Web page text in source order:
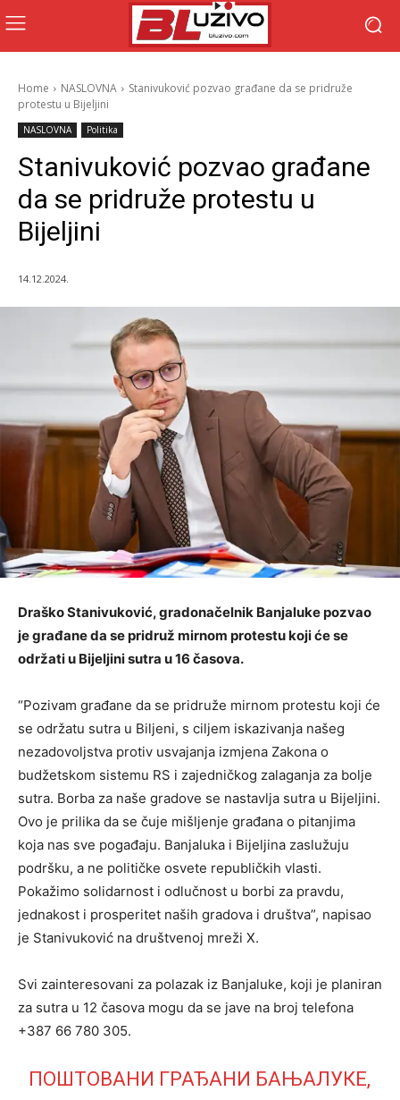
Home NASLOVNA
Stanivuković pozvao građane da se pridruže
protestu u Bijeljini
NASLOVNA Politika
Stanivuković pozvao građane
da se pridruže protestu u
Bijeljini
14.12.2024.
Draško Stanivuković, gradonačelnik Banjaluke pozvao
je građane da se pridruž mirnom protestu koji će se
održati u Bijeljini sutra u 16 časova.
“Pozivam građane da se pridruže mirnom protestu koji će
se održatu sutra u Biljeni, s ciljem iskazivanja našeg
nezadovoljstva protiv usvajanja izmjena Zakona o
budžetskom sistemu RS i zajedničkog zalaganja za bolje
sutra. Borba za naše gradove se nastavlja sutra u Bijeljini.
Ovo je prilika da se čuje mišljenje građana o pitanjima
koja nas sve pogađaju. Banjaluka i Bijeljina zaslužuju
podršku, a ne političke osvete republičkih vlasti.
Pokažimo solidarnost i odlučnost u borbi za pravdu,
jednakost i prosperitet naših gradova i društva”, napisao
je Stanivuković na društvenoj mreži X.
Svi zainteresovani za polazak iz Banjaluke, koji je planiran
za sutra u 12 časova mogu da se jave na broj telefona
+387 66 780 305.
ПОШТОВАНИ ГРАЂАНИ БАЊАЛУКЕ,